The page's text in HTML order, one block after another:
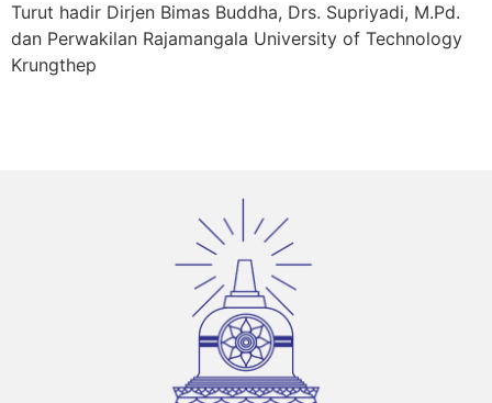
Turut hadir Dirjen Bimas Buddha, Drs. Supriyadi, M.Pd.
dan Perwakilan Rajamangala University of Technology
Krungthep